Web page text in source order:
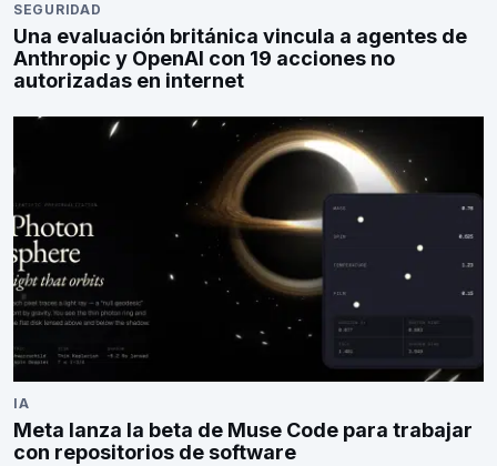
SEGURIDAD
Una evaluación británica vincula a agentes de
Anthropic y OpenAI con 19 acciones no
autorizadas en internet
IA
Meta lanza la beta de Muse Code para trabajar
con repositorios de software